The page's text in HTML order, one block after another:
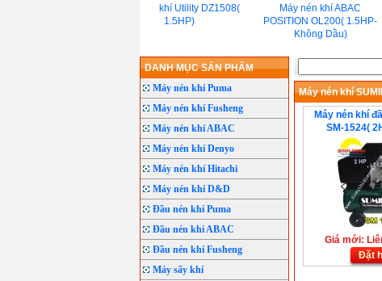
Máy nén khí Utility DZ1508(
1.5HP)
Máy nén khí ABAC
POSITION OL200( 1.5HP-
Không Dầu)
DANH MỤC SẢN PHẨM
Máy nén khí Puma
Máy nén khí Fusheng
Máy nén khí ABAC
Máy nén khí Denyo
Máy nén khí Hitachi
Máy nén khí D&D
Đầu nén khí Puma
Đầu nén khí ABAC
Đầu nén khí Fusheng
Máy sấy khí
Máy nén khí
Máy nén khí
SM-1524(
Giá mới:
Đặt